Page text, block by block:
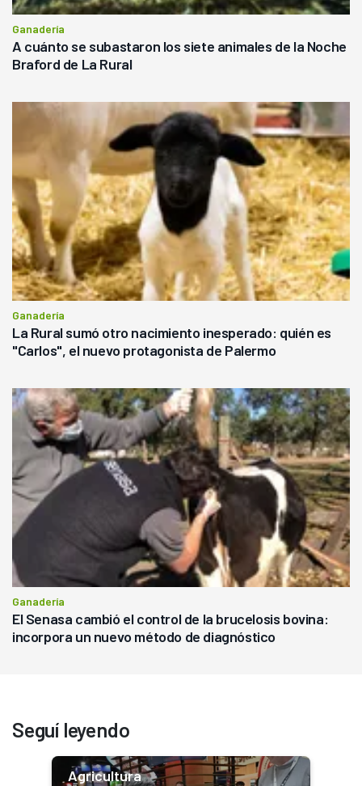
Ganadería
A cuánto se subastaron los siete animales de la Noche
Braford de La Rural
Ganadería
La Rural sumó otro nacimiento inesperado: quién es
"Carlos", el nuevo protagonista de Palermo
Ganadería
El Senasa cambió el control de la brucelosis bovina:
incorpora un nuevo método de diagnóstico
Seguí leyendo
Agricultura